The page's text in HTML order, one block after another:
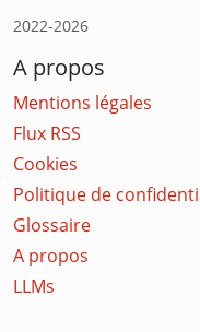
2022-2026
A propos
Mentions légales
Flux RSS
Cookies
Politique de
Glossaire
A propos
LLMs